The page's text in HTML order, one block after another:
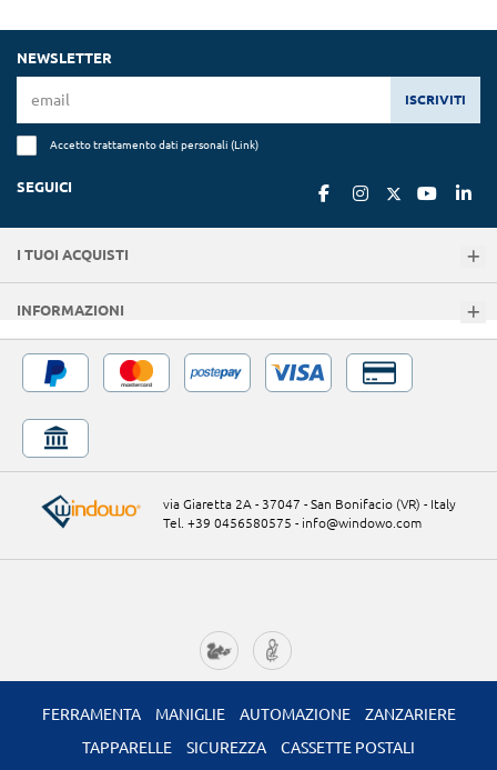
NEWSLETTER
ISCRIVITI
Accetto trattamento dati personali (Link)
SEGUICI
I TUOI ACQUISTI
INFORMAZIONI
via Giaretta 2A - 37047 - San Bonifacio (VR) - Italy
Tel. +39 0456580575 - info@windowo.com
FERRAMENTA MANIGLIE AUTOMAZIONE
ZANZARIERE
TAPPARELLE
SICUREZZA CASSETTE POSTALI